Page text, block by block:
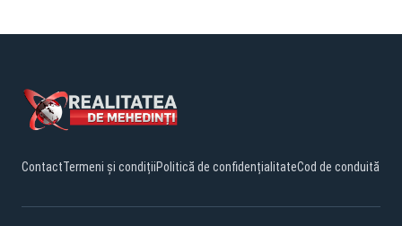
ContactTermeni și condițiiPolitică de confidențialitateCod de conduită